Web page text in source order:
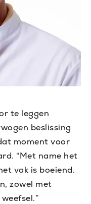
te leggen
beslissing
moment voor
“Met name het
vak is boeiend.
zowel met